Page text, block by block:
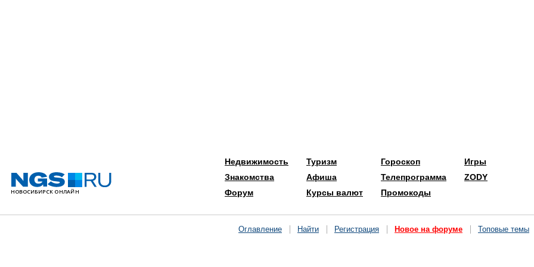
Недвижимость
Знакомства
Форум
Туризм
Афиша
Курсы валют
Гороскоп
Телепрограмма
Промокоды
Игры
ZODY
Оглавление Найти Регистрация Новое на форуме Топовые темы